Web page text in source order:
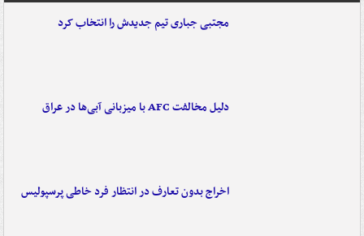
مجتبی جباری تیم جدیدش را انتخاب کرد
دلیل مخالفت AFC با میزبانی آبی‌ها در عراق
اخراج بدون تعارف در انتظار فرد خاطی پرسپولیس